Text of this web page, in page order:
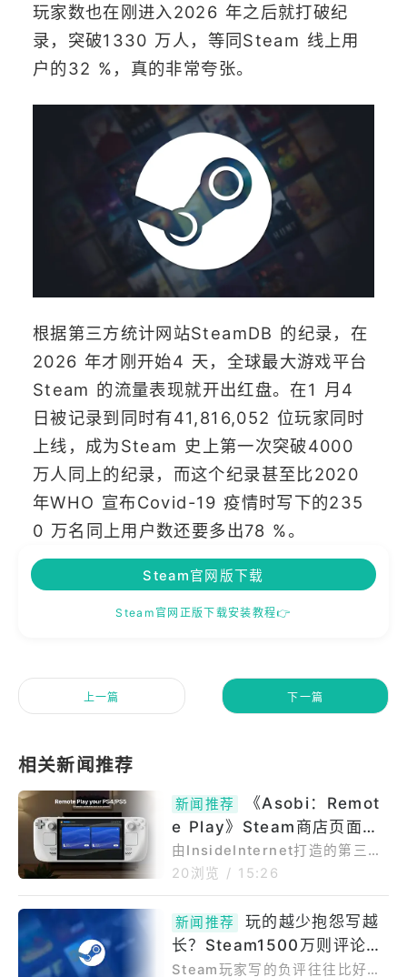
玩家数也在刚进入2026 年之后就打破纪
录，突破1330 万人，等同Steam 线上用
户的32 %，真的非常夸张。
根据第三方统计网站SteamDB 的纪录，在
2026 年才刚开始4 天，全球最大游戏平台
Steam 的流量表现就开出红盘。在1 月4
日被记录到同时有41,816,052 位玩家同时
上线，成为Steam 史上第一次突破4000
万人同上的纪录，而这个纪录甚至比2020
年WHO 宣布Covid-19 疫情时写下的235
0 万名同上用户数还要多出78 %。
Steam官网版下载
Steam官网正版下载安装教程👉
上一篇 下一篇
新闻推荐
《Asobi：Remot
e Play》Steam商店页面上
线开放测试申请可串流游玩P
S5主机游戏
由InsideInternet打造的第三方
PS远端游玩App《Asobi：Rem
amMachine，以及其他Linux系
统平台，让玩家无须连接自家PS
4／PS5主机，也能透过云端串
20浏览 / 15:26
新闻推荐
玩的越少抱怨写越
长？Steam1500万则评论研
究玩家好评与负评的差异
Steam玩家写的负评往往比好评